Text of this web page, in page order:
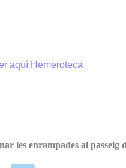
aquí Hemeroteca
les enrampades al passeig